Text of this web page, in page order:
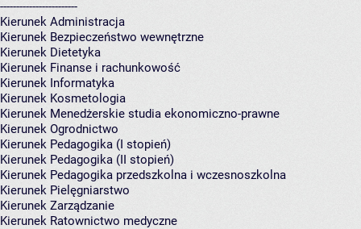
------------------------
Kierunek Administracja
Kierunek Bezpieczeństwo wewnętrzne
Kierunek Dietetyka
Kierunek Finanse i rachunkowość
Kierunek Informatyka
Kierunek Kosmetologia
Kierunek Menedżerskie studia ekonomiczno-prawne
Kierunek Ogrodnictwo
Kierunek Pedagogika (I stopień)
Kierunek Pedagogika (II stopień)
Kierunek Pedagogika przedszkolna i wczesnoszkolna
Kierunek Pielęgniarstwo
Kierunek Zarządzanie
Kierunek Ratownictwo medyczne